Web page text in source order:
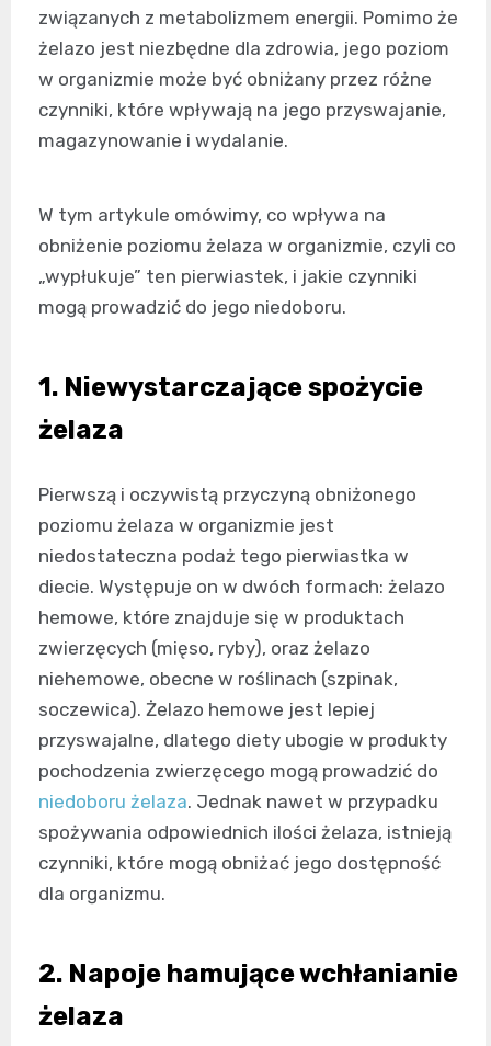
związanych z metabolizmem energii. Pomimo że
żelazo jest niezbędne dla zdrowia, jego poziom
w organizmie może być obniżany przez różne
czynniki, które wpływają na jego przyswajanie,
magazynowanie i wydalanie.
W tym artykule omówimy, co wpływa na
obniżenie poziomu żelaza w organizmie, czyli co
„wypłukuje” ten pierwiastek, i jakie czynniki
mogą prowadzić do jego niedoboru.
1. Niewystarczające spożycie
żelaza
Pierwszą i oczywistą przyczyną obniżonego
poziomu żelaza w organizmie jest
niedostateczna podaż tego pierwiastka w
diecie. Występuje on w dwóch formach: żelazo
hemowe, które znajduje się w produktach
zwierzęcych (mięso, ryby), oraz żelazo
niehemowe, obecne w roślinach (szpinak,
soczewica). Żelazo hemowe jest lepiej
przyswajalne, dlatego diety ubogie w produkty
pochodzenia zwierzęcego mogą prowadzić do
niedoboru żelaza. Jednak nawet w przypadku
spożywania odpowiednich ilości żelaza, istnieją
czynniki, które mogą obniżać jego dostępność
dla organizmu.
2. Napoje hamujące wchłanianie
żelaza